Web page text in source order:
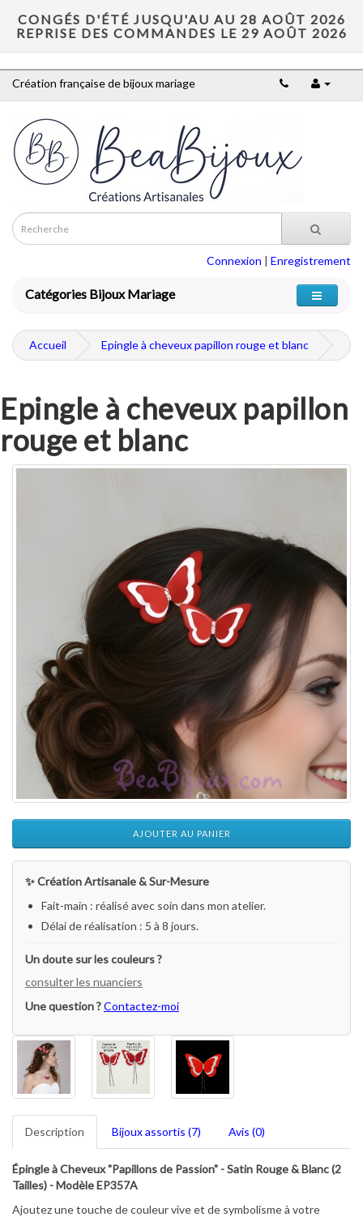
CONGÉS D'ÉTÉ JUSQU'AU AU 28 AOÛT 2026
REPRISE DES COMMANDES LE 29 AOÛT 2026
Création française de bijoux mariage
Connexion | Enregistrement
Catégories Bijoux Mariage
Accueil Epingle à cheveux papillon rouge et blanc
Epingle à cheveux papillon
rouge et blanc
AJOUTER AU PANIER
✨ Création Artisanale & Sur-Mesure
Fait-main : réalisé avec soin dans mon atelier.
Délai de réalisation : 5 à 8 jours.
Un doute sur les couleurs ?
consulter les nuanciers
Une question ?Contactez-moi
Description Bijoux assortis (7) Avis (0)
Épingle à Cheveux "Papillons de Passion" - Satin Rouge & Blanc (2
Tailles) - Modèle EP357A
Ajoutez une touche de couleur vive et de symbolisme à votre